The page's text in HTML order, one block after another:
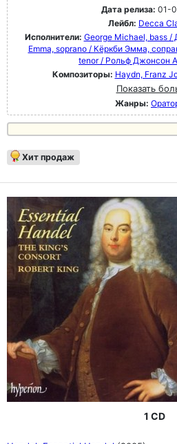
Дата релиза: 01-
Лейбл: Decca
Исполнители: George Michael, bass
Emma, soprano / Кёркби Эмма,
tenor / Рольф Джонсон
Композиторы: Haydn, Franz
Показать
Жанры:
Хит продаж
1 CD